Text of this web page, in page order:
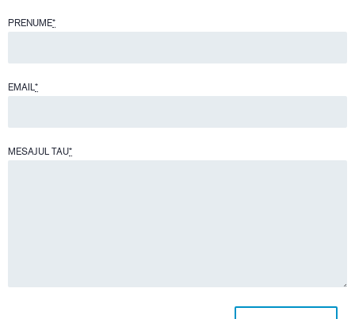
PRENUME*
EMAIL*
MESAJUL TAU*